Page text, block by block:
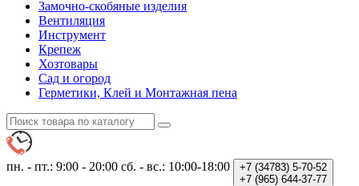
Замочно-скобяные изделия
Вентиляция
Инструмент
Крепеж
Хозтовары
Сад и огород
Герметики, Клей и Монтажная пена
пн. - пт.: 9:00 - 20:00 сб. - вс.: 10:00-18:00 +7 (34783) 5-70-52
+7 (965) 644-37-77